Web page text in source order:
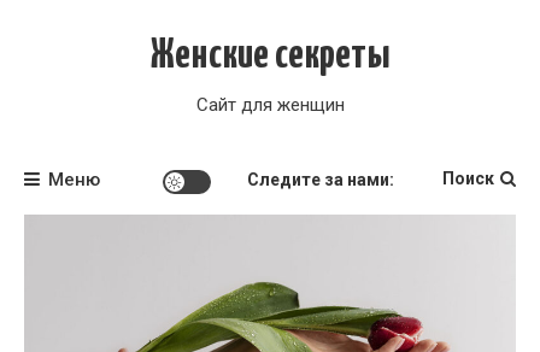
Женские секреты
Сайт для женщин
Меню Следите за нами: Поиск